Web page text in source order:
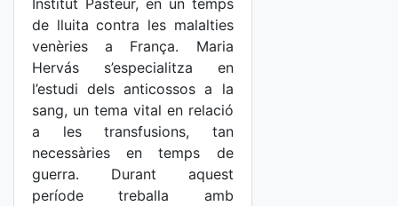
Institut Pasteur, en un temps
de lluita contra les malalties
venèries a França. Maria
Hervás s’especialitza en
l’estudi dels anticossos a la
sang, un tema vital en relació
a les transfusions, tan
necessàries en temps de
guerra. Durant aquest
període treballa amb